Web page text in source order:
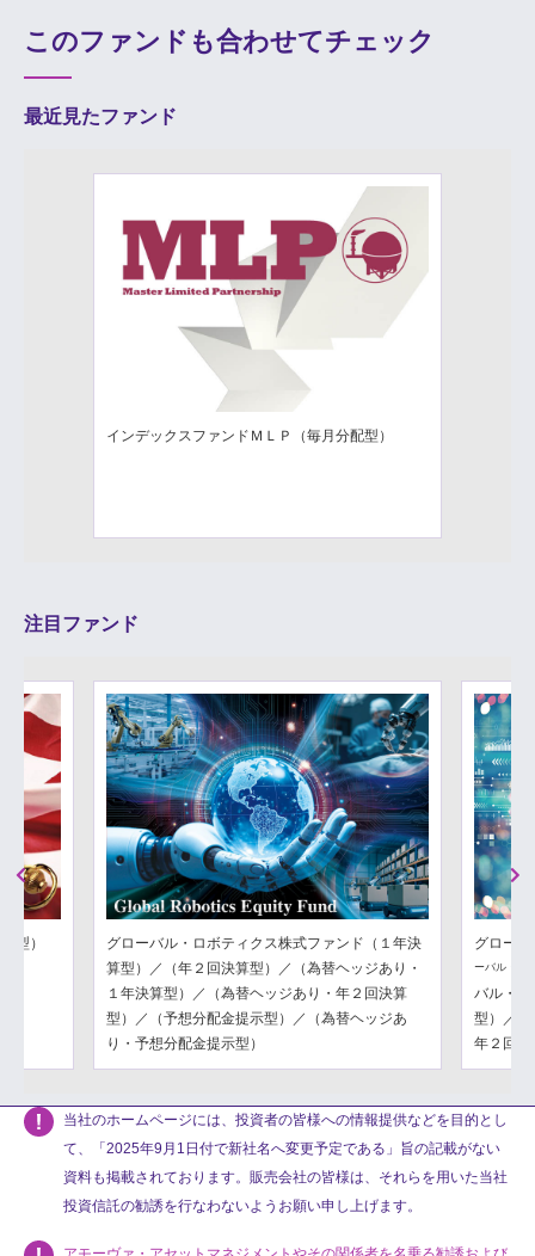
このファンドも合わせてチェック
最近見たファンド
インデックスファンドＭＬＰ（毎月分配型）
注目ファンド
Previous
型）
グローバル・ロボティクス株式ファンド（１年決
算型）／（年２回決算型）／（為替ヘッジあり・
１年決算型）／（為替ヘッジあり・年２回決算
型）／（予想分配金提示型）／（為替ヘッジあ
り・予想分配金提示型）
グロー
ーバル・フ
バル・フ
型）／（
年２回決
Next
当社のホームページには、投資者の皆様への情報提供などを目的とし
て、「2025年9月1日付で新社名へ変更予定である」旨の記載がない
資料も掲載されております。販売会社の皆様は、それらを用いた当社
投資信託の勧誘を行なわないようお願い申し上げます。